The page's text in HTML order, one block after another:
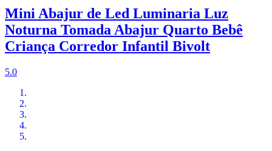
Mini Abajur de Led Luminaria Luz
Noturna Tomada Abajur Quarto Bebê
Criança Corredor Infantil Bivolt
5.0